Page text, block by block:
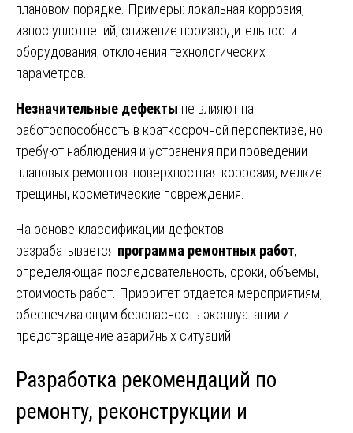
плановом порядке. Примеры: локальная коррозия,
износ уплотнений, снижение производительности
оборудования, отклонения технологических
параметров.
Незначительные дефекты не влияют на
работоспособность в краткосрочной перспективе, но
требуют наблюдения и устранения при проведении
плановых ремонтов: поверхностная коррозия, мелкие
трещины, косметические повреждения.
На основе классификации дефектов
разрабатывается программа ремонтных работ,
определяющая последовательность, сроки, объемы,
стоимость работ. Приоритет отдается мероприятиям,
обеспечивающим безопасность эксплуатации и
предотвращение аварийных ситуаций.
Разработка рекомендаций по
ремонту, реконструкции и